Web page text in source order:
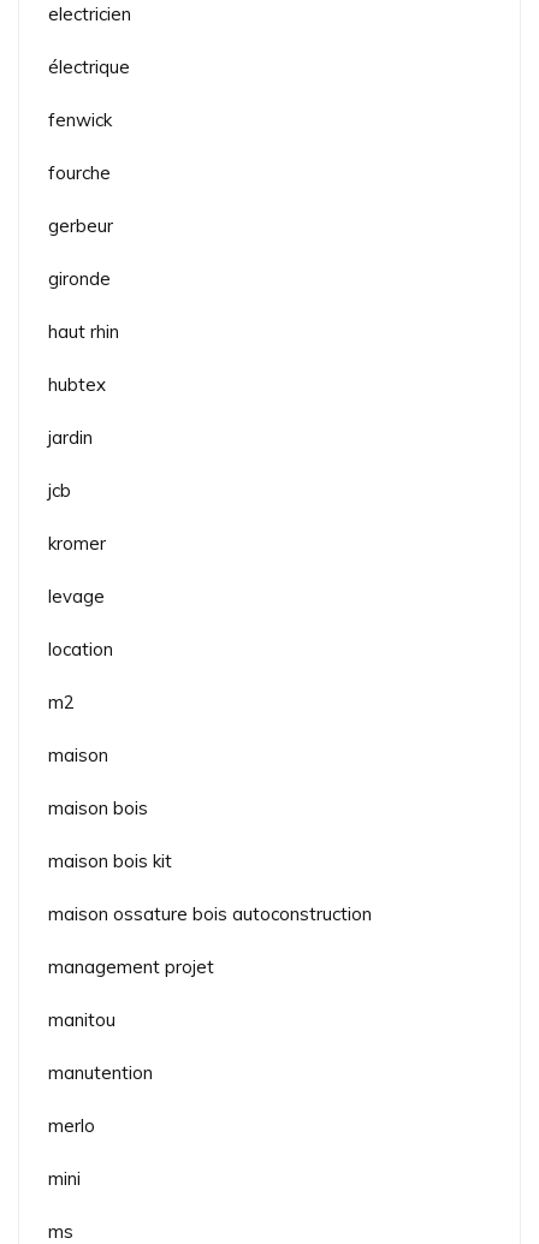
electricien
électrique
fenwick
fourche
gerbeur
gironde
haut rhin
hubtex
jardin
jcb
kromer
levage
location
m2
maison
maison bois
maison bois kit
maison ossature bois autoconstruction
management projet
manitou
manutention
merlo
mini
ms